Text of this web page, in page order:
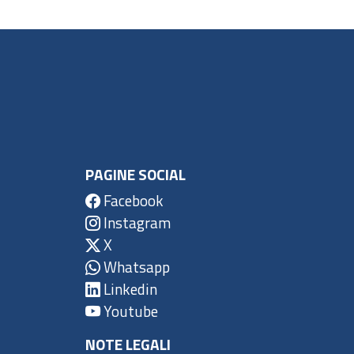
PAGINE SOCIAL
Facebook
Instagram
X
Whatsapp
Linkedin
Youtube
NOTE LEGALI